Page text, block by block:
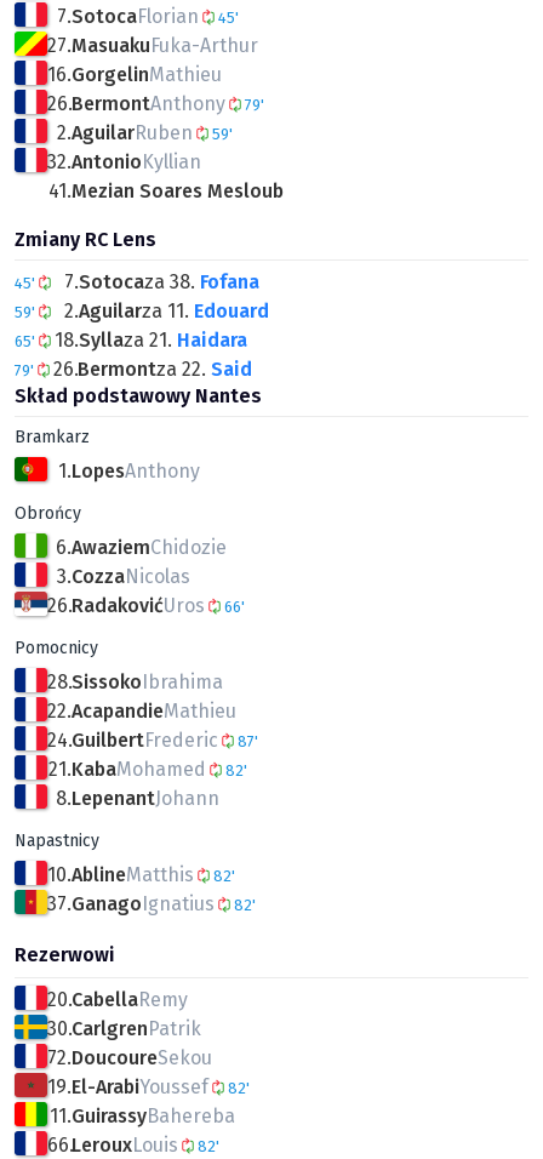
7.SotocaFlorian 45'
27.MasuakuFuka-Arthur
16.GorgelinMathieu
26.BermontAnthony 79'
2.AguilarRuben 59'
32.AntonioKyllian
41.Mezian Soares Mesloub
Zmiany RC Lens
45' 7.Sotocaza 38. Fofana
59' 2.Aguilarza 11. Edouard
65' 18.Syllaza 21. Haidara
79' 26.Bermontza 22. Said
Skład podstawowy Nantes
Bramkarz
1.LopesAnthony
Obrońcy
6.AwaziemChidozie
3.CozzaNicolas
26.RadakovićUros 66'
Pomocnicy
28.SissokoIbrahima
22.AcapandieMathieu
24.GuilbertFrederic 87'
21.KabaMohamed 82'
8.LepenantJohann
Napastnicy
10.AblineMatthis 82'
37.GanagoIgnatius 82'
Rezerwowi
20.CabellaRemy
30.CarlgrenPatrik
72.DoucoureSekou
19.El-ArabiYoussef 82'
11.GuirassyBahereba
66.LerouxLouis 82'